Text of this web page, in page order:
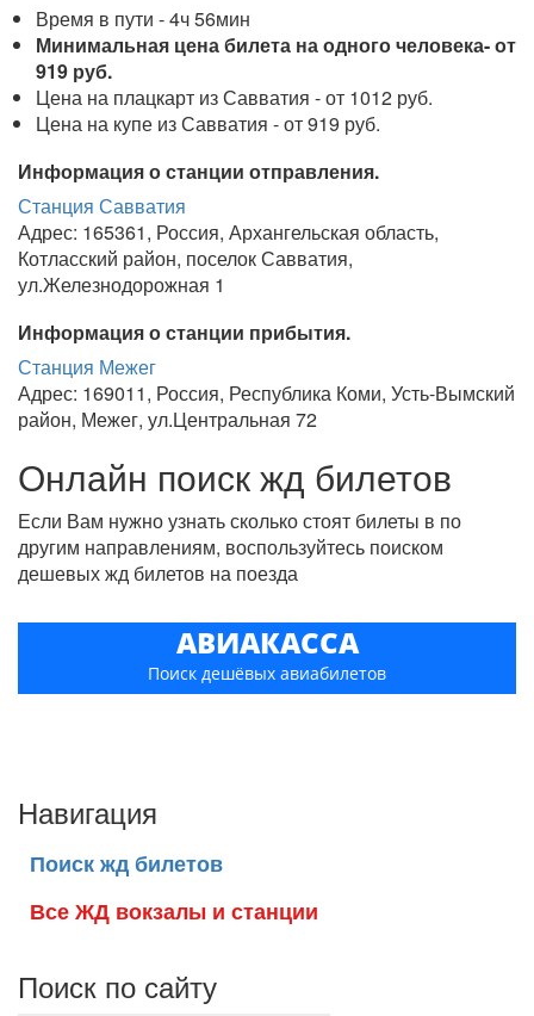
Время в пути - 4ч 56мин
Минимальная цена билета на одного человека- от
919 руб.
Цена на плацкарт из Савватия - от 1012 руб.
Цена на купе из Савватия - от 919 руб.
Информация о станции отправления.
Станция Савватия
Адрес: 165361, Россия, Архангельская область,
Котласский район, поселок Савватия,
ул.Железнодорожная 1
Информация о станции прибытия.
Станция Межег
Адрес: 169011, Россия, Республика Коми, Усть-Вымский
район, Межег, ул.Центральная 72
Онлайн поиск жд билетов
Если Вам нужно узнать сколько стоят билеты в по
другим направлениям, воспользуйтесь поиском
дешевых жд билетов на поезда
АВИАКАССА
Поиск дешёвых авиабилетов
Навигация
Поиск жд билетов
Все ЖД вокзалы и станции
Поиск по сайту